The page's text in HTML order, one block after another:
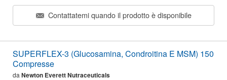
Contattatemi quando il prodotto è disponibile
SUPERFLEX-3 (Glucosamina, Condroitina E MSM) 150
Compresse
da Newton Everett Nutraceuticals